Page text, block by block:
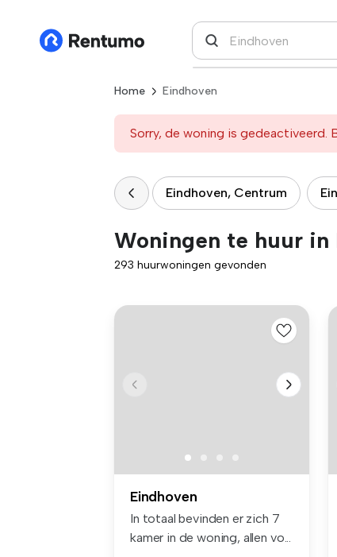
Home Eindhoven
Sorry, de woning is gedeactiveerd.
Eindhoven, Centrum
Woningen te huur in
293 huurwoningen gevonden
Eindhoven
In totaal bevinden er zich 7
kamer in de woning, allen vo...